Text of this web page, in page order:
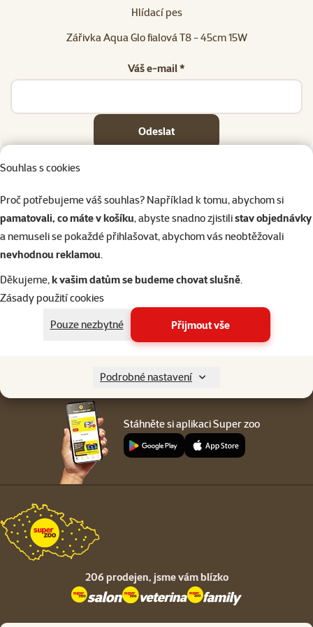
Souhlas s cookies
Proč potřebujeme váš souhlas? Například k tomu, abychom si
pamatovali, co máte v košíku, abyste snadno zjistilistav objednávky
a nemuseli se pokaždé přihlašovat, abychom vás neobtěžovali
nevhodnou reklamou.
Děkujeme,k vašim datům se budeme chovat slušně.
Zásady použití cookies
Pouze nezbytné
Přijmout vše
Podrobné nastavení
Hlídací pes
Zářivka Aqua Glo fialová T8 - 45cm 15W
Váš e-mail *
Odeslat
Napište nám
eshop@superzoo.cz
321 000 180
Po–Pá 7:00 – 18:00
Online chat
nebo
206 prodejen
Menu v patičce
Pro zákazníky
Stáhněte si aplikaci Super zoo
206 prodejen, jsme vám blízko